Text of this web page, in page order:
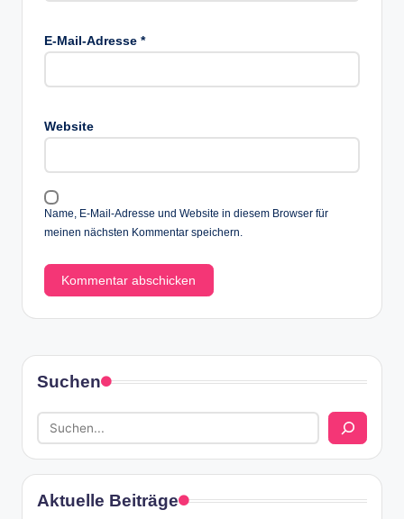
E-Mail-Adresse *
Website
Name, E-Mail-Adresse und Website in diesem Browser für
meinen nächsten Kommentar speichern.
Suchen
Aktuelle Beiträge